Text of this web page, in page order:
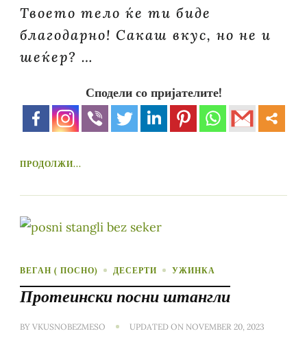
Твоето тело ќе ти биде
благодарно! Сакаш вкус, но не и
шеќер? …
Сподели со пријателите!
ПРОДОЛЖИ...
ВЕГАН ( ПОСНО) ДЕСЕРТИ УЖИНКА
Протеински посни штангли
BY VKUSNOBEZMESO UPDATED ON NOVEMBER 20, 2023